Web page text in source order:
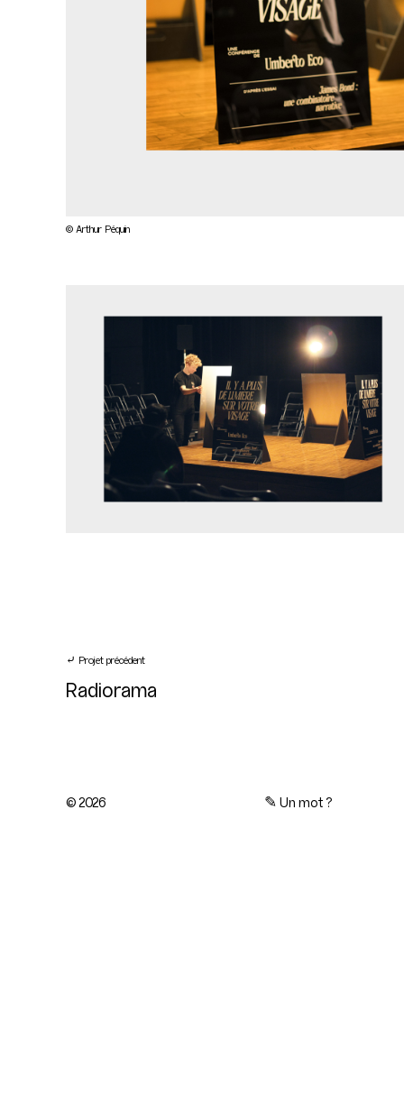
© Arthur Péquin
⤶ Projet précédent
Radiorama
© 2026 ✎Un mot ?